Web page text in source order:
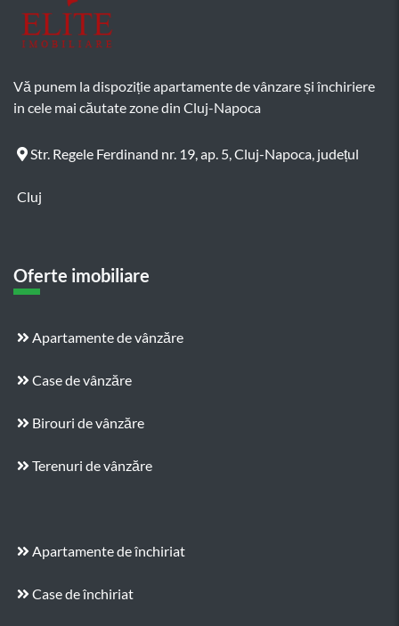
Vă punem la dispoziție apartamente de vânzare și închiriere
in cele mai căutate zone din Cluj-Napoca
Str. Regele Ferdinand nr. 19, ap. 5, Cluj-Napoca, județul
Cluj
Oferte imobiliare
Apartamente de vânzăre
Case de vânzăre
Birouri de vânzăre
Terenuri de vânzăre
Apartamente de închiriat
Case de închiriat